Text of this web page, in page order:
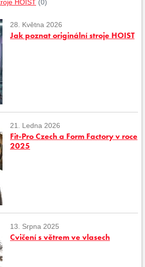
HOIST (0)
28. Května 2026
Jak poznat originální stroje HOIST
21. Ledna 2026
Fit-Pro Czech a Form Factory v roce
2025
13. Srpna 2025
Cvičení s větrem ve vlasech